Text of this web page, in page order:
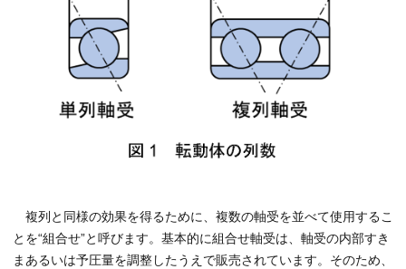
複列と同様の効果を得るために、複数の軸受を並べて使用するこ
とを“組合せ”と呼びます。基本的に組合せ軸受は、軸受の内部すき
まあるいは予圧量を調整したうえで販売されています。そのため、